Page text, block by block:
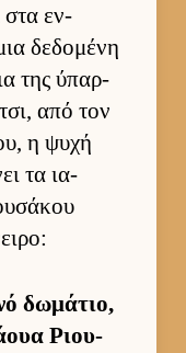
στα εν­
δεδομένη
της ύπαρ­
από τον
η ψυχή
τα ια­
δωμάτιο,
Ριου­